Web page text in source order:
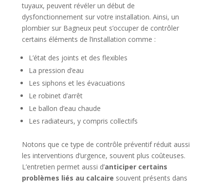
tuyaux, peuvent révéler un début de
dysfonctionnement sur votre installation. Ainsi, un
plombier sur Bagneux peut s’occuper de contrôler
certains éléments de l’installation comme :
L’état des joints et des flexibles
La pression d’eau
Les siphons et les évacuations
Le robinet d’arrêt
Le ballon d’eau chaude
Les radiateurs, y compris collectifs
Notons que ce type de contrôle préventif réduit aussi
les interventions d’urgence, souvent plus coûteuses.
L’entretien permet aussi d’anticiper certains
problèmes liés au calcaire souvent présents dans